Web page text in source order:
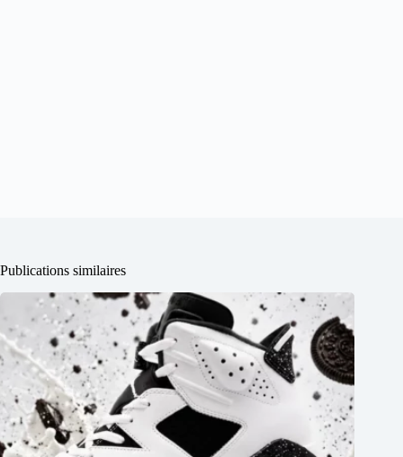
Publications similaires